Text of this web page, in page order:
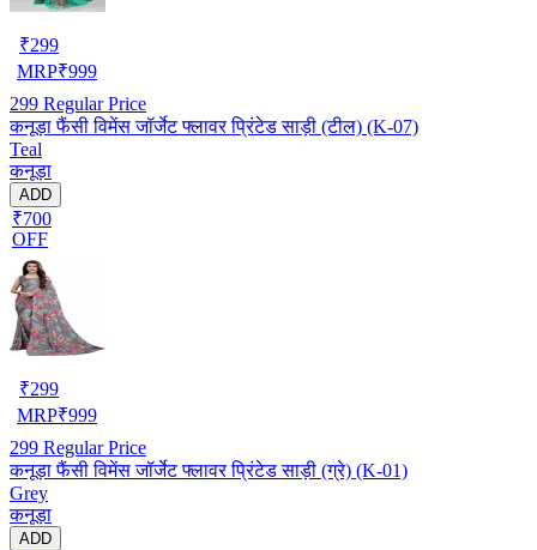
₹299
MRP₹999
299 Regular Price
कनूड़ा फैंसी विमेंस जॉर्जेट फ्लावर प्रिंटेड साड़ी (टील) (K-07)
Teal
कनूड़ा
ADD
₹700
OFF
₹299
MRP₹999
299 Regular Price
कनूड़ा फैंसी विमेंस जॉर्जेट फ्लावर प्रिंटेड साड़ी (ग्रे) (K-01)
Grey
कनूड़ा
ADD